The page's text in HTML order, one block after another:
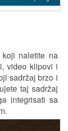
naletite na
video klipovi i
sadržaj brzo i
taj sadržaj
integrisati sa